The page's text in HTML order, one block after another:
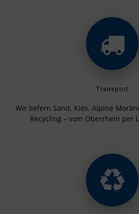
Transport
Wir liefern Sand, Kies, Alpine
Recycling – vom Oberrhein per